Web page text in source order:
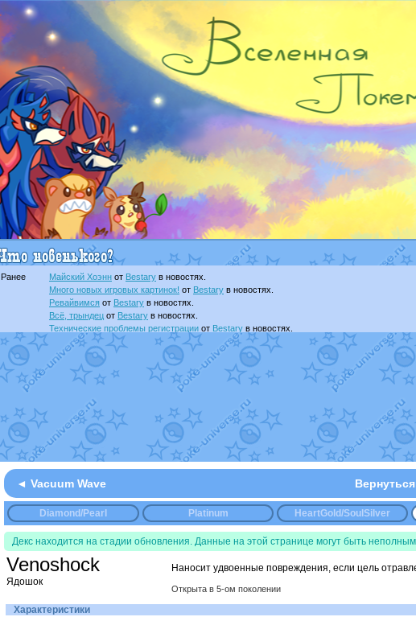
Ранее Майский Хоэнн от Bestary в новостях.
Много новых игровых картинок! от Bestary в новостях.
Ревайвимся от Bestary в новостях.
Всё, трындец от Bestary в новостях.
Технические проблемы регистрации от Bestary в новостях.
доброе утро славяне
Dakkuв фанарте.
Йолда и Мимикью
MavisNyanCat в фанарте.
Недовольный котомангустотRandomon
в фанарте.
The Dark Wishmaker
Randomonв фанарте.
ilovearceusв фанарте.
от
Raging Boltот GraceDaFoxв фанарте.
Shadow mismagius
JOK_julia
в фанарте.
художник отvicavica в фанарте.
◄ Vacuum Wave
Diamond/Pearl Platinum HeartGold/SoulSilver
Декс находится на стадии обновления. Данные на этой странице могут быть
Venoshock
Ядошок
Наносит удвоенные повреждения, если цель
Открыта в 5-ом поколении
Характеристики